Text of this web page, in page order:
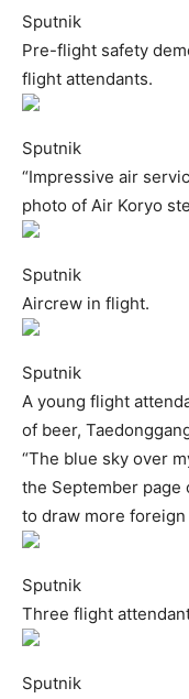
Sputnik
Pre-flight safety
flight attendants.
Sputnik
“Impressive air
photo of Air Koryo
Sputnik
Aircrew in flight.
Sputnik
A young flight
of beer,
“The blue sky over
the September page
to draw more
Sputnik
Three flight
Sputnik